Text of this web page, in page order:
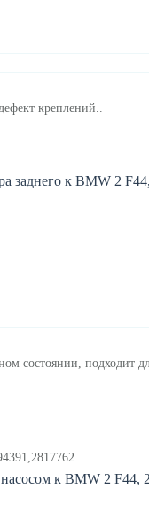
заднего к BMW 2
креплений..
к BMW 2 F44,
состоянии, подходит